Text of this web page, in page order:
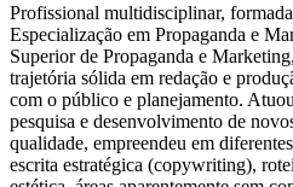
Profissional multidisciplinar,
Especialização em Propaganda e
Superior de Propaganda e
trajetória sólida em redação e
com o público e planejamento.
pesquisa e desenvolvimento de
qualidade, empreendeu em
escrita estratégica (copywriting),